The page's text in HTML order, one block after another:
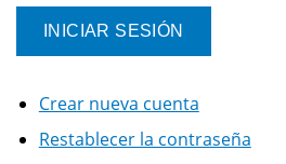
Crear nueva cuenta
Restablecer la contraseña